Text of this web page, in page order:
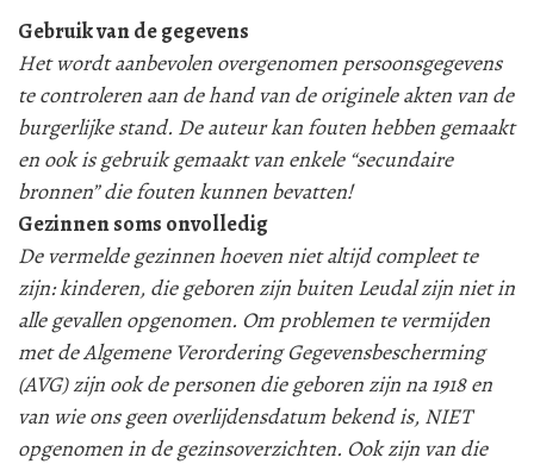
Gebruik van de gegevens
Het wordt aanbevolen overgenomen persoonsgegevens
te controleren aan de hand van de originele akten van de
burgerlijke stand. De auteur kan fouten hebben gemaakt
en ook is gebruik gemaakt van enkele “secundaire
bronnen” die fouten kunnen bevatten!
Gezinnen soms onvolledig
De vermelde gezinnen hoeven niet altijd compleet te
zijn: kinderen, die geboren zijn buiten Leudal zijn niet in
alle gevallen opgenomen. Om problemen te vermijden
met de Algemene Verordering Gegevensbescherming
(AVG) zijn ook de personen die geboren zijn na 1918 en
van wie ons geen overlijdensdatum bekend is, NIET
opgenomen in de gezinsoverzichten. Ook zijn van die